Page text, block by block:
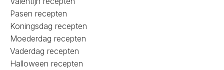
Pasen recepten
Koningsdag recepten
Moederdag recepten
Vaderdag recepten
Halloween recepten